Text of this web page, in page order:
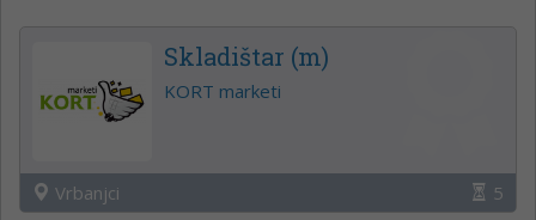
Skladištar (m)
KORT marketi
Vrbanjci 5